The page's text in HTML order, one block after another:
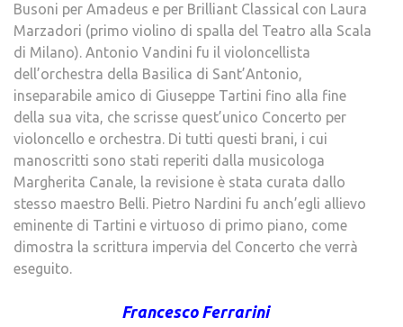
Busoni per Amadeus e per Brilliant Classical con Laura
Marzadori (primo violino di spalla del Teatro alla Scala
di Milano). Antonio Vandini fu il violoncellista
dell’orchestra della Basilica di Sant’Antonio,
inseparabile amico di Giuseppe Tartini fino alla fine
della sua vita, che scrisse quest’unico Concerto per
violoncello e orchestra. Di tutti questi brani, i cui
manoscritti sono stati reperiti dalla musicologa
Margherita Canale, la revisione è stata curata dallo
stesso maestro Belli. Pietro Nardini fu anch’egli allievo
eminente di Tartini e virtuoso di primo piano, come
dimostra la scrittura impervia del Concerto che verrà
eseguito.
Francesco Ferrarini